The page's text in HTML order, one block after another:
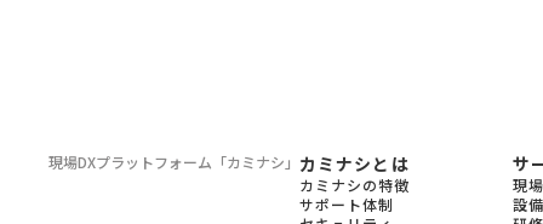
現場DXプラットフォーム 「カミナシ」 カミナシとは
カミナシの特徴
サポート体制
サ
現
設